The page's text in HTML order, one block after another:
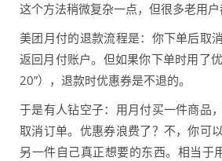
这个方法稍微复杂一点，但很多老用户
美团月付的退款流程是：你下单后取
返回月付账户。但如果你下单时用了
20”），退款时优惠券是不退的。
于是有人钻空子：用月付买一件商品
取消订单。优惠券浪费了？不，你可
另一件自己真正想要的东西。相当于